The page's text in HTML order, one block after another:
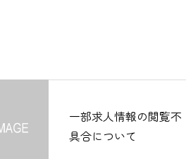
一部求人情報の閲覧不
具合について